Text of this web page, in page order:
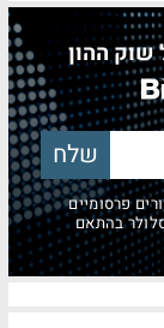
שוק ההון
פרסומיים
בהתאם